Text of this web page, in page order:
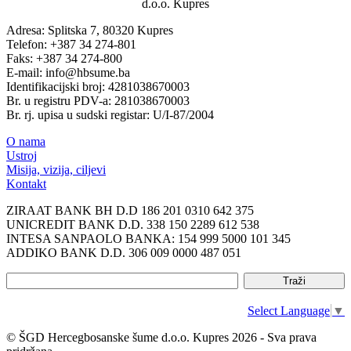
d.o.o. Kupres
Adresa: Splitska 7, 80320 Kupres
Telefon: +387 34 274-801
Faks: +387 34 274-800
E-mail: info@hbsume.ba
Identifikacijski broj: 4281038670003
Br. u registru PDV-a: 281038670003
Br. rj. upisa u sudski registar: U/I-87/2004
O nama
Ustroj
Misija, vizija, ciljevi
Kontakt
ZIRAAT BANK BH D.D 186 201 0310 642 375
UNICREDIT BANK D.D. 338 150 2289 612 538
INTESA SANPAOLO BANKA: 154 999 5000 101 345
ADDIKO BANK D.D. 306 009 0000 487 051
Select Language ▼
© ŠGD Hercegbosanske šume d.o.o. Kupres 2026 - Sva prava